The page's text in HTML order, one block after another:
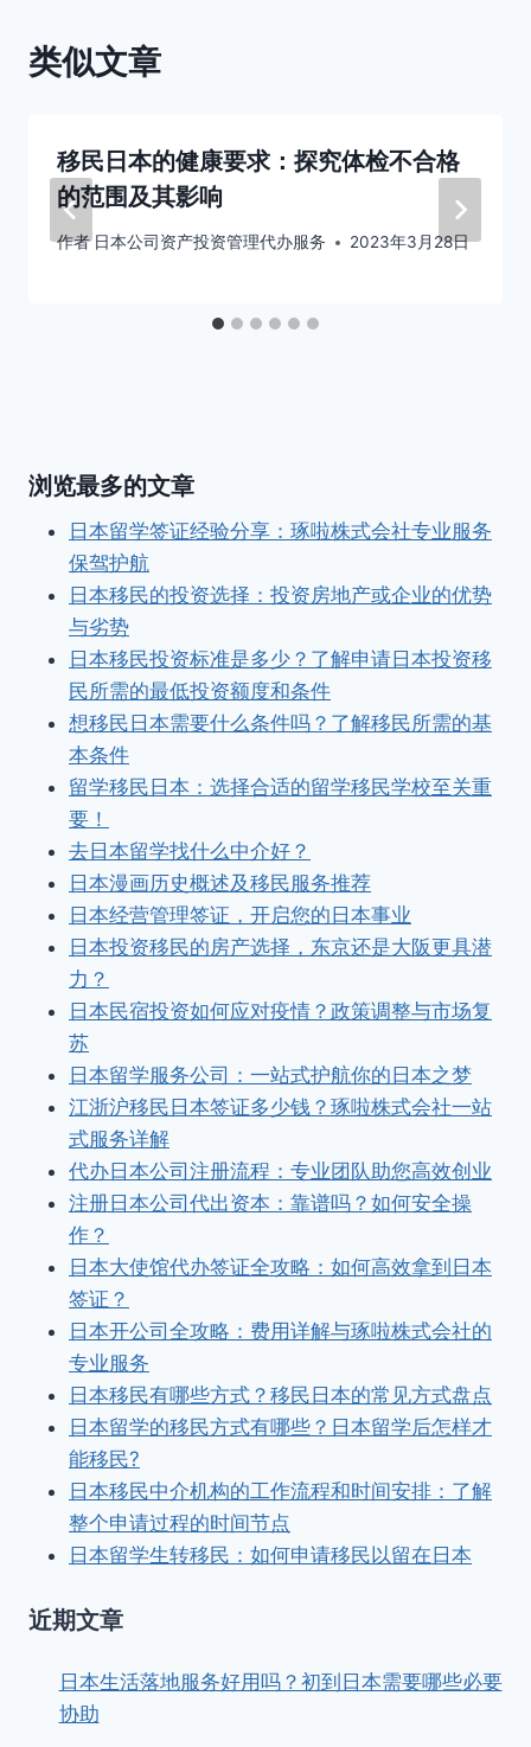
类似文章
移民日本的健康要求：探究体检不合格
的范围及其影响
作者 日本公司资产投资管理代办服务 2023年3月28日
浏览最多的文章
日本留学签证经验分享：琢啦株式会社专业服务
保驾护航
日本移民的投资选择：投资房地产或企业的优势
与劣势
日本移民投资标准是多少？了解申请日本投资移
民所需的最低投资额度和条件
想移民日本需要什么条件吗？了解移民所需的基
本条件
留学移民日本：选择合适的留学移民学校至关重
要！
去日本留学找什么中介好？
日本漫画历史概述及移民服务推荐
日本经营管理签证，开启您的日本事业
日本投资移民的房产选择，东京还是大阪更具潜
力？
日本民宿投资如何应对疫情？政策调整与市场复
苏
日本留学服务公司：一站式护航你的日本之梦
江浙沪移民日本签证多少钱？琢啦株式会社一站
式服务详解
代办日本公司注册流程：专业团队助您高效创业
注册日本公司代出资本：靠谱吗？如何安全操
作？
日本大使馆代办签证全攻略：如何高效拿到日本
签证？
日本开公司全攻略：费用详解与琢啦株式会社的
专业服务
日本移民有哪些方式？移民日本的常见方式盘点
日本留学的移民方式有哪些？日本留学后怎样才
能移民?
日本移民中介机构的工作流程和时间安排：了解
整个申请过程的时间节点
日本留学生转移民：如何申请移民以留在日本
近期文章
日本生活落地服务好用吗？初到日本需要哪些必要
协助